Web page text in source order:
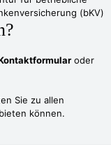
oder
Sie zu allen
können.